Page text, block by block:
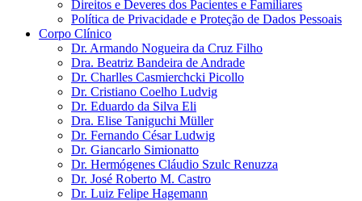
Direitos e Deveres dos Pacientes e Familiares
Política de Privacidade e Proteção de Dados Pessoais
Corpo Clínico
Dr. Armando Nogueira da Cruz Filho
Dra. Beatriz Bandeira de Andrade
Dr. Charlles Casmierchcki Picollo
Dr. Cristiano Coelho Ludvig
Dr. Eduardo da Silva Eli
Dra. Elise Taniguchi Müller
Dr. Fernando César Ludwig
Dr. Giancarlo Simionatto
Dr. Hermógenes Cláudio Szulc Renuzza
Dr. José Roberto M. Castro
Dr. Luiz Felipe Hagemann